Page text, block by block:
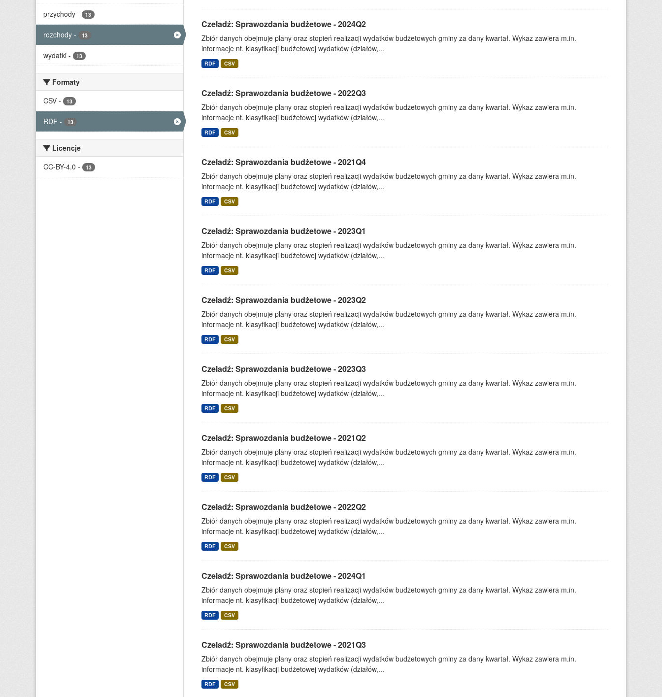
przychody - 13
rozchody - 13
wydatki - 13
Formaty
CSV - 13
RDF - 13
Licencje
CC-BY-4.0 - 13
Czeladź: Sprawozdania budżetowe - 2024Q2
Zbiór danych obejmuje plany oraz stopień realizacji wydatków budżetowych gminy za dany kwartał. Wykaz zawiera m.in.
informacje nt. klasyfikacji budżetowej wydatków (działów,...
RDF CSV
Czeladź: Sprawozdania budżetowe - 2022Q3
Zbiór danych obejmuje plany oraz stopień realizacji wydatków budżetowych gminy za dany kwartał. Wykaz zawiera m.in.
informacje nt. klasyfikacji budżetowej wydatków (działów,...
RDF CSV
Czeladź: Sprawozdania budżetowe - 2021Q4
Zbiór danych obejmuje plany oraz stopień realizacji wydatków budżetowych gminy za dany kwartał. Wykaz zawiera m.in.
informacje nt. klasyfikacji budżetowej wydatków (działów,...
RDF CSV
Czeladź: Sprawozdania budżetowe - 2023Q1
Zbiór danych obejmuje plany oraz stopień realizacji wydatków budżetowych gminy za dany kwartał. Wykaz zawiera m.in.
informacje nt. klasyfikacji budżetowej wydatków (działów,...
RDF CSV
Czeladź: Sprawozdania budżetowe - 2023Q2
Zbiór danych obejmuje plany oraz stopień realizacji wydatków budżetowych gminy za dany kwartał. Wykaz zawiera m.in.
informacje nt. klasyfikacji budżetowej wydatków (działów,...
RDF CSV
Czeladź: Sprawozdania budżetowe - 2023Q3
Zbiór danych obejmuje plany oraz stopień realizacji wydatków budżetowych gminy za dany kwartał. Wykaz zawiera m.in.
informacje nt. klasyfikacji budżetowej wydatków (działów,...
RDF CSV
Czeladź: Sprawozdania budżetowe - 2021Q2
Zbiór danych obejmuje plany oraz stopień realizacji wydatków budżetowych gminy za dany kwartał. Wykaz zawiera m.in.
informacje nt. klasyfikacji budżetowej wydatków (działów,...
RDF CSV
Czeladź: Sprawozdania budżetowe - 2022Q2
Zbiór danych obejmuje plany oraz stopień realizacji wydatków budżetowych gminy za dany kwartał. Wykaz zawiera m.in.
informacje nt. klasyfikacji budżetowej wydatków (działów,...
RDF CSV
Czeladź: Sprawozdania budżetowe - 2024Q1
Zbiór danych obejmuje plany oraz stopień realizacji wydatków budżetowych gminy za dany kwartał. Wykaz zawiera m.in.
informacje nt. klasyfikacji budżetowej wydatków (działów,...
RDF CSV
Czeladź: Sprawozdania budżetowe - 2021Q3
Zbiór danych obejmuje plany oraz stopień realizacji wydatków budżetowych gminy za dany kwartał. Wykaz zawiera m.in.
informacje nt. klasyfikacji budżetowej wydatków (działów,...
RDF CSV